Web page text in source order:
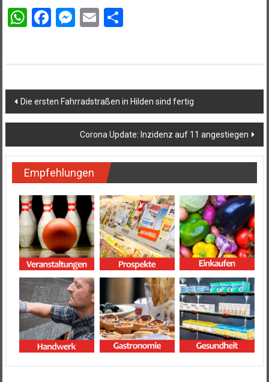
WhatsApp
Facebook
Messenger
EmailTeilen
Beitragsnavigation
Die ersten Fahrradstraßen in Hilden sind fertig
Corona Update: Inzidenz auf 11 angestiegen
Empfehlungen